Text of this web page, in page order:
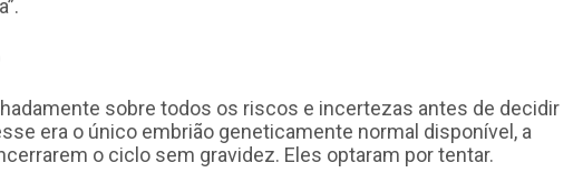
sobre todos os riscos e incertezas antes de decidir
era o único embrião geneticamente normal disponível, a
o ciclo sem gravidez. Eles optaram por tentar.